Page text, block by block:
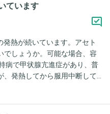
し下痢になっています。 処
る薬でこのようなことはなか
ています
熱が続いています。アセト
でしょうか。可能な場合、容
病で甲状腺亢進症があり、普
、発熱してから服用中断して